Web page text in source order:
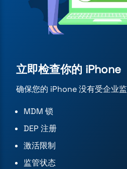
立即检查你的 iPhone
确保您的 iPhone 没有受企业
MDM 锁
DEP 注册
激活限制
监管状态